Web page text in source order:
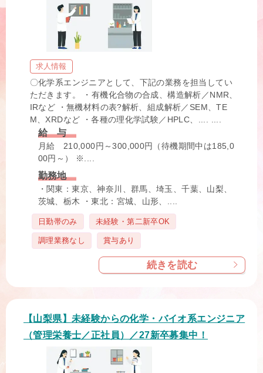
求人情報
〇化学系エンジニアとして、下記の業務を担当してい
ただきます。 ・有機化合物の合成、構造解析／NMR、
IRなど ・無機材料の表?解析、組成解析／SEM、TE
M、XRDなど ・各種の理化学試験／HPLC、.... ....
給 与
月給 210,000円～300,000円（待機期間中は185,0
00円～） ※....
勤務地
・関東：東京、神奈川、群⾺、埼⽟、千葉、⼭梨、
茨城、栃⽊ ・東北：宮城、山形、....
日勤帯のみ 未経験・第二新卒OK
調理業務なし 賞与あり
続きを読む
【山梨県】未経験からの化学・バイオ系エンジニア
（管理栄養士／正社員）／27新卒募集中！